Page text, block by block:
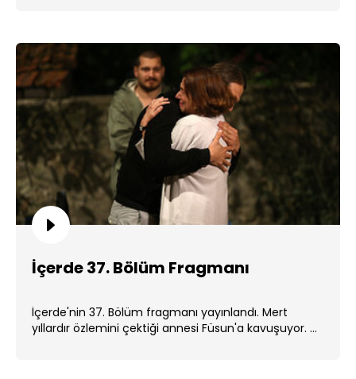
İçerde 37. Bölüm Fragmanı
İçerde'nin 37. Bölüm fragmanı yayınlandı. Mert
yıllardır özlemini çektiği annesi Füsun'a kavuşuyor. ...